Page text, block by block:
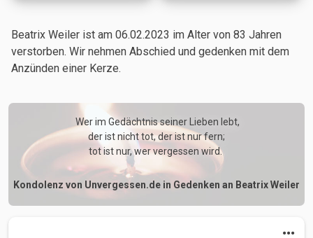
Beatrix Weiler ist am 06.02.2023 im Alter von 83 Jahren
verstorben. Wir nehmen Abschied und gedenken mit dem
Anzünden einer Kerze.
Wer im Gedächtnis seiner Lieben lebt,
der ist nicht tot, der ist nur fern;
tot ist nur, wer vergessen wird.
Kondolenz von Unvergessen.de in Gedenken an Beatrix Weiler